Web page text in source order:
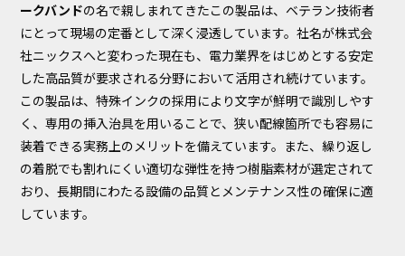
ークバンドの名で親しまれてきたこの製品は、ベテラン技術者
にとって現場の定番として深く浸透しています。社名が株式会
社ニックスへと変わった現在も、電力業界をはじめとする安定
した高品質が要求される分野において活用され続けています。
この製品は、特殊インクの採用により文字が鮮明で識別しやす
く、専用の挿入治具を用いることで、狭い配線箇所でも容易に
装着できる実務上のメリットを備えています。また、繰り返し
の着脱でも割れにくい適切な弾性を持つ樹脂素材が選定されて
おり、長期間にわたる設備の品質とメンテナンス性の確保に適
しています。